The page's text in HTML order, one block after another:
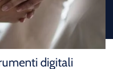
digitali